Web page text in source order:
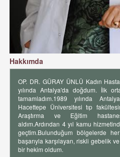
Hakkımda
OP. DR. GÜRAY ÜNLÜ Kadın
yılında Antalya'da doğdum. İlk
tamamladım.1989 yılında
Hacettepe Üniversitesi tıp
Araştırma ve Eğitim
aldım.Ardından 4 yıl kamu
geçtim.Bulunduğum bölgelerde
başarıyla karşılayan, riskli gebelik
bir hekim oldum.